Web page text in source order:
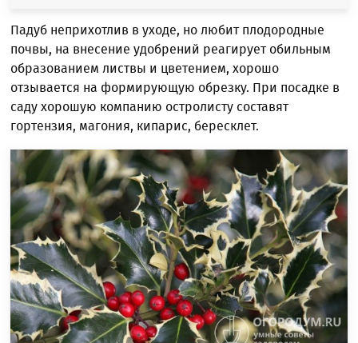
Падуб неприхотлив в уходе, но любит плодородные
почвы, на внесение удобрений реагирует обильным
образованием листвы и цветением, хорошо
отзывается на формирующую обрезку. При посадке в
саду хорошую компанию остролисту составят
гортензия, магония, кипарис, бересклет.